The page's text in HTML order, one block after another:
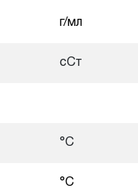
г/мл
сСт
°С
°С